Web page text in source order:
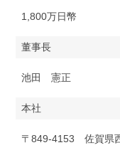
1,800万日幣
董事長
池田 憲正
本社
〒849-4153 佐賀県